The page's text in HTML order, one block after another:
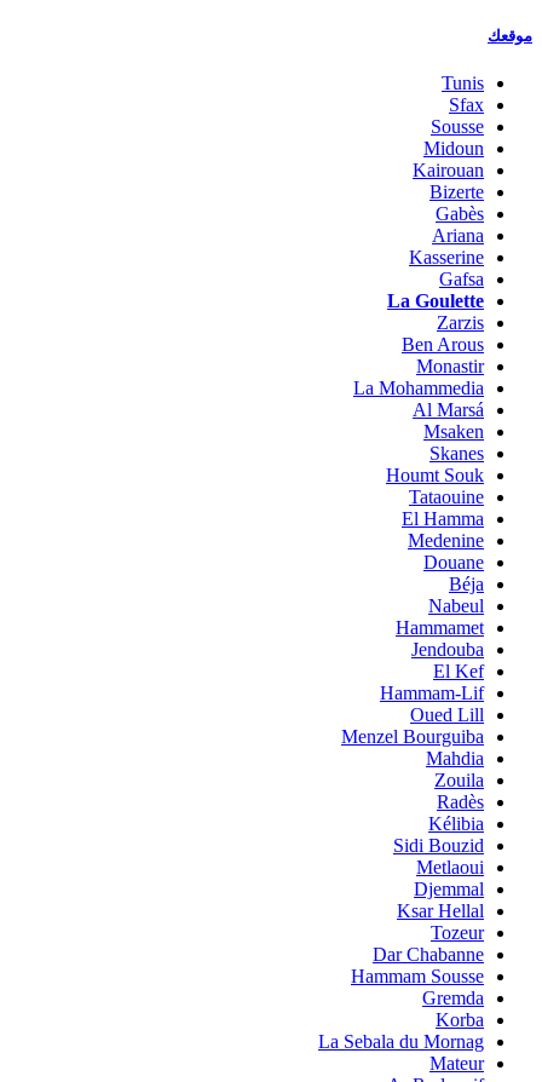
موقعك
Tunis
Sfax
Sousse
Midoun
Kairouan
Bizerte
Gabès
Ariana
Kasserine
Gafsa
La Goulette
Zarzis
Ben Arous
Monastir
La Mohammedia
Al Marsá
Msaken
Skanes
Houmt Souk
Tataouine
El Hamma
Medenine
Douane
Béja
Nabeul
Hammamet
Jendouba
El Kef
Hammam-Lif
Oued Lill
Menzel Bourguiba
Mahdia
Zouila
Radès
Kélibia
Sidi Bouzid
Metlaoui
Djemmal
Ksar Hellal
Tozeur
Dar Chabanne
Hammam Sousse
Gremda
Korba
La Sebala du Mornag
Mateur